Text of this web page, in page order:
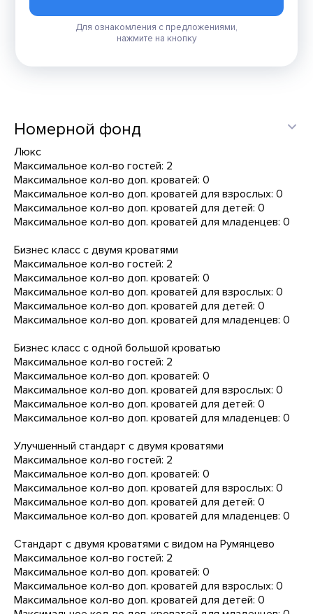
Для ознакомления с предложениями,
нажмите на кнопку
Номерной фонд
Люкс
Максимальное кол-во гостей: 2
Максимальное кол-во доп. кроватей: 0
Максимальное кол-во доп. кроватей для взрослых: 0
Максимальное кол-во доп. кроватей для детей: 0
Максимальное кол-во доп. кроватей для младенцев: 0
Бизнес класс с двумя кроватями
Максимальное кол-во гостей: 2
Максимальное кол-во доп. кроватей: 0
Максимальное кол-во доп. кроватей для взрослых: 0
Максимальное кол-во доп. кроватей для детей: 0
Максимальное кол-во доп. кроватей для младенцев: 0
Бизнес класс с одной большой кроватью
Максимальное кол-во гостей: 2
Максимальное кол-во доп. кроватей: 0
Максимальное кол-во доп. кроватей для взрослых: 0
Максимальное кол-во доп. кроватей для детей: 0
Максимальное кол-во доп. кроватей для младенцев: 0
Улучшенный стандарт с двумя кроватями
Максимальное кол-во гостей: 2
Максимальное кол-во доп. кроватей: 0
Максимальное кол-во доп. кроватей для взрослых: 0
Максимальное кол-во доп. кроватей для детей: 0
Максимальное кол-во доп. кроватей для младенцев: 0
Стандарт с двумя кроватями с видом на Румянцево
Максимальное кол-во гостей: 2
Максимальное кол-во доп. кроватей: 0
Максимальное кол-во доп. кроватей для взрослых: 0
Максимальное кол-во доп. кроватей для детей: 0